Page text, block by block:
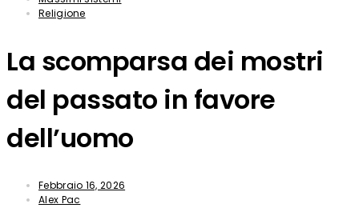
Religione
La scomparsa dei mostri
del passato in favore
dell’uomo
Febbraio 16, 2026
Alex Pac